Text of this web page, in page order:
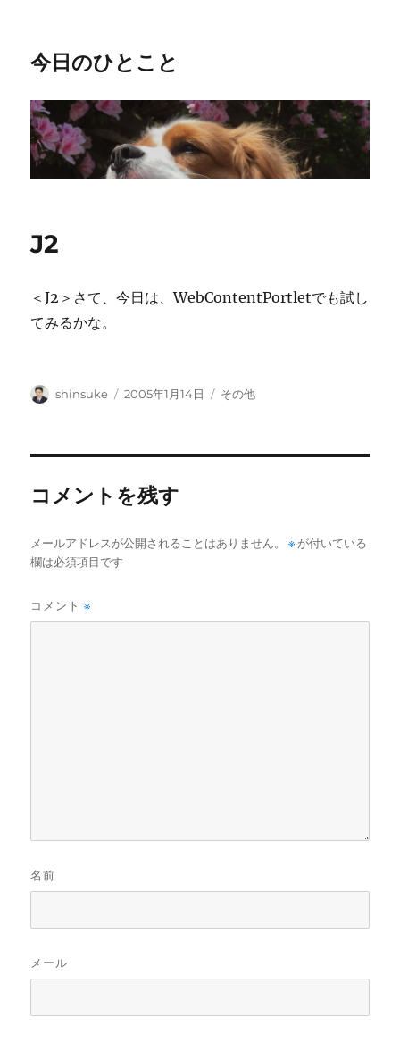
今日のひとこと
J2
＜J2＞さて、今日は、WebContentPortletでも試し
てみるかな。
投
shinsuke
投
2005年1月14日
カ
その他
コメントを残す
メールアドレスが公開されることはありません。 ※が付いている
欄は必須項目です
コメント※
名前
メール